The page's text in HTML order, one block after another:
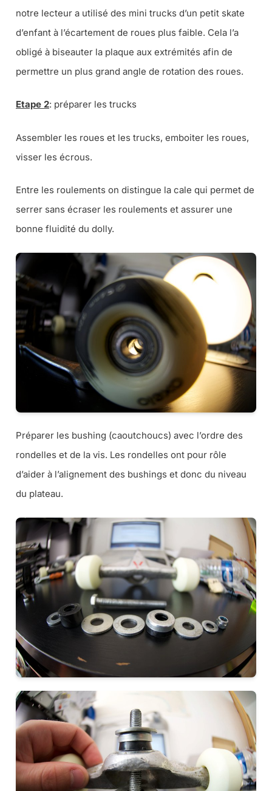
notre lecteur a utilisé des mini trucks d’un petit skate
d’enfant à l’écartement de roues plus faible. Cela l’a
obligé à biseauter la plaque aux extrémités afin de
permettre un plus grand angle de rotation des roues.
Etape 2: préparer les trucks
Assembler les roues et les trucks, emboiter les roues,
visser les écrous.
Entre les roulements on distingue la cale qui permet de
serrer sans écraser les roulements et assurer une
bonne fluidité du dolly.
Préparer les bushing (caoutchoucs) avec l’ordre des
rondelles et de la vis. Les rondelles ont pour rôle
d’aider à l’alignement des bushings et donc du niveau
du plateau.